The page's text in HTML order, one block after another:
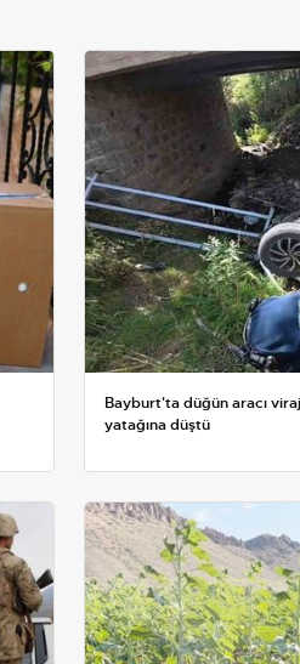
Bayburt'ta düğün aracı
yatağına düştü